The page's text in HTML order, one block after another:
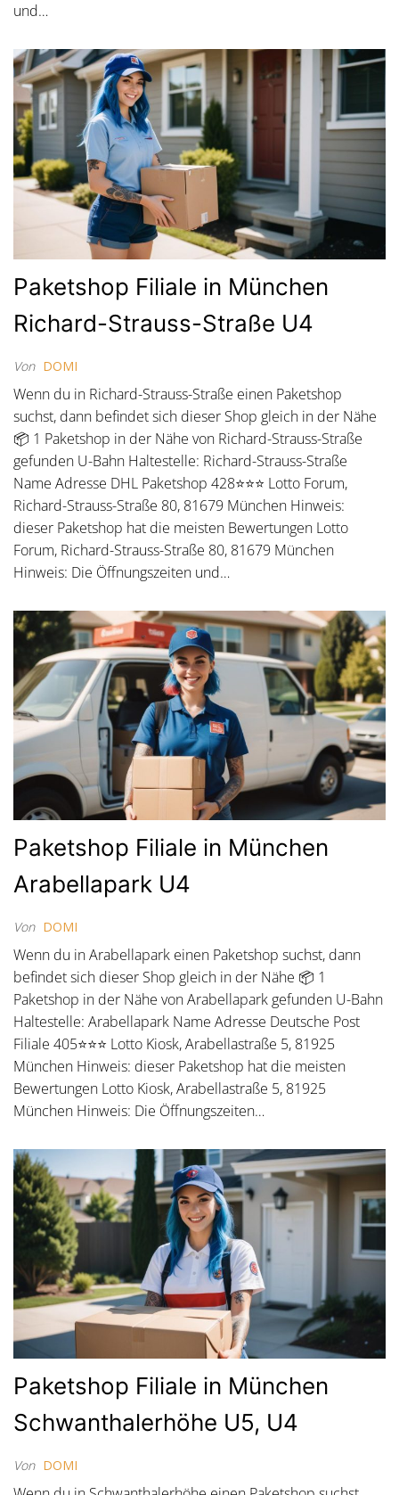
und…
Paketshop Filiale in München
Richard-Strauss-Straße U4
Von DOMI
Wenn du in Richard-Strauss-Straße einen Paketshop
suchst, dann befindet sich dieser Shop gleich in der Nähe
📦 1 Paketshop in der Nähe von Richard-Strauss-Straße
gefunden U-Bahn Haltestelle: Richard-Strauss-Straße
Name Adresse DHL Paketshop 428⭐⭐⭐ Lotto Forum,
Richard-Strauss-Straße 80, 81679 München Hinweis:
dieser Paketshop hat die meisten Bewertungen Lotto
Forum, Richard-Strauss-Straße 80, 81679 München
Hinweis: Die Öffnungszeiten und…
Paketshop Filiale in München
Arabellapark U4
Von DOMI
Wenn du in Arabellapark einen Paketshop suchst, dann
befindet sich dieser Shop gleich in der Nähe 📦 1
Paketshop in der Nähe von Arabellapark gefunden U-Bahn
Haltestelle: Arabellapark Name Adresse Deutsche Post
Filiale 405⭐⭐⭐ Lotto Kiosk, Arabellastraße 5, 81925
München Hinweis: dieser Paketshop hat die meisten
Bewertungen Lotto Kiosk, Arabellastraße 5, 81925
München Hinweis: Die Öffnungszeiten…
Paketshop Filiale in München
Schwanthalerhöhe U5, U4
Von DOMI